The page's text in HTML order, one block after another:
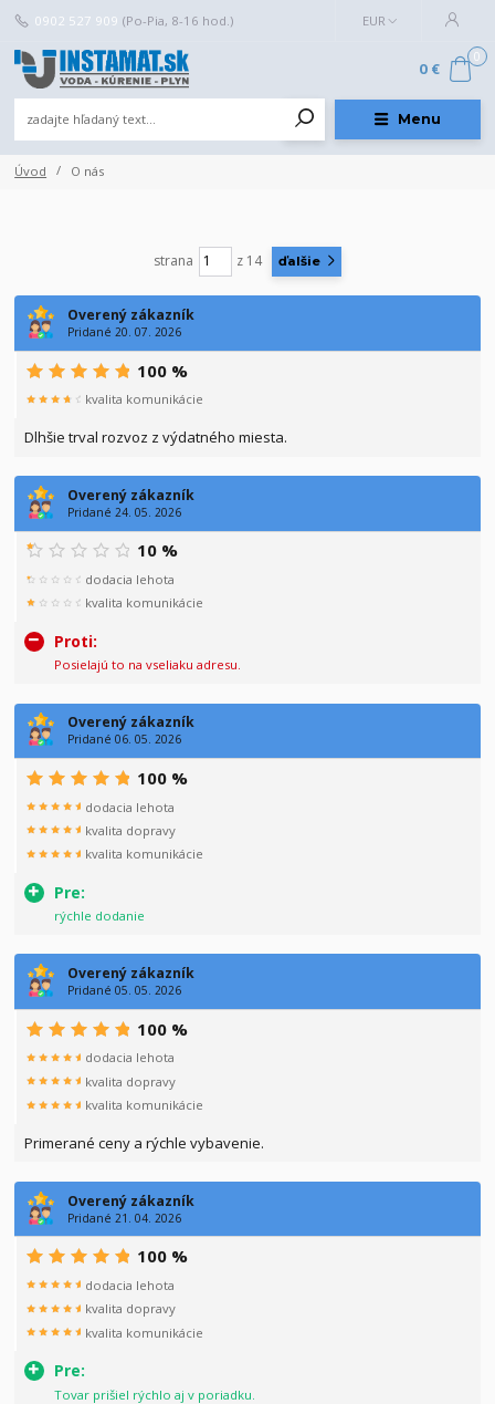
Menu
EUR
0902 527 909 (Po-Pia, 8-16 hod.)
0
0 €
Úvod O nás
strana z 14 ďalšie
Overený zákazník
Pridané 20. 07. 2026
Dlhšie trval rozvoz z výdatného miesta.
100 %
kvalita komunikácie
Overený zákazník
Pridané 24. 05. 2026
Proti:
Posielajú to na vseliaku adresu.
10 %
dodacia lehota
kvalita komunikácie
Overený zákazník
Pridané 06. 05. 2026
Pre:
rýchle dodanie
100 %
dodacia lehota
kvalita dopravy
kvalita komunikácie
Overený zákazník
Pridané 05. 05. 2026
Primerané ceny a rýchle vybavenie.
100 %
dodacia lehota
kvalita dopravy
kvalita komunikácie
Overený zákazník
Pridané 21. 04. 2026
Pre:
Tovar prišiel rýchlo aj v poriadku.
100 %
dodacia lehota
kvalita dopravy
kvalita komunikácie